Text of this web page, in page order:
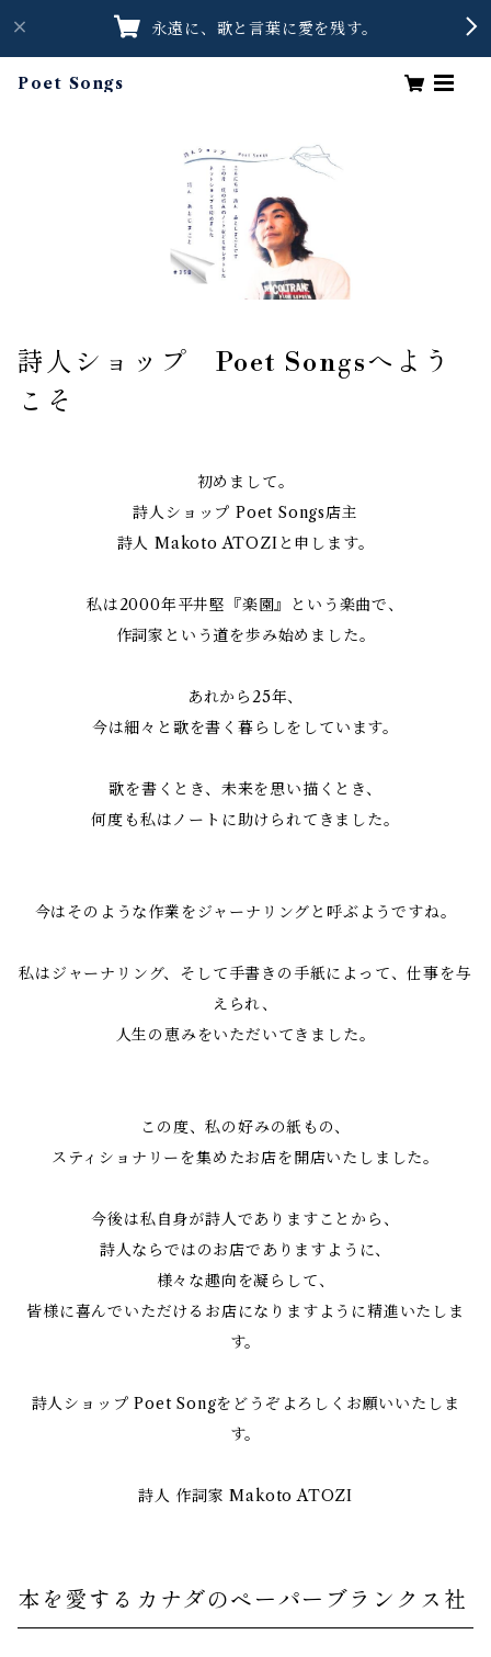
永遠に、歌と言葉に愛を残す。
Poet Songs
詩人ショップ Poet Songsへよう
こそ
初めまして。
詩人ショップ Poet Songs店主
詩人 Makoto ATOZIと申します。
私は2000年平井堅『楽園』という楽曲で、
作詞家という道を歩み始めました。
あれから25年、
今は細々と歌を書く暮らしをしています。
歌を書くとき、未来を思い描くとき、
何度も私はノートに助けられてきました。
今はそのような作業をジャーナリングと呼ぶようですね。
私はジャーナリング、そして手書きの手紙によって、仕事を与
えられ、
人生の恵みをいただいてきました。
この度、私の好みの紙もの、
スティショナリーを集めたお店を開店いたしました。
今後は私自身が詩人でありますことから、
詩人ならではのお店でありますように、
様々な趣向を凝らして、
皆様に喜んでいただけるお店になりますように精進いたしま
す。
詩人ショップ Poet Songをどうぞよろしくお願いいたしま
す。
詩人 作詞家 Makoto ATOZI
本を愛するカナダのペーパーブランクス社